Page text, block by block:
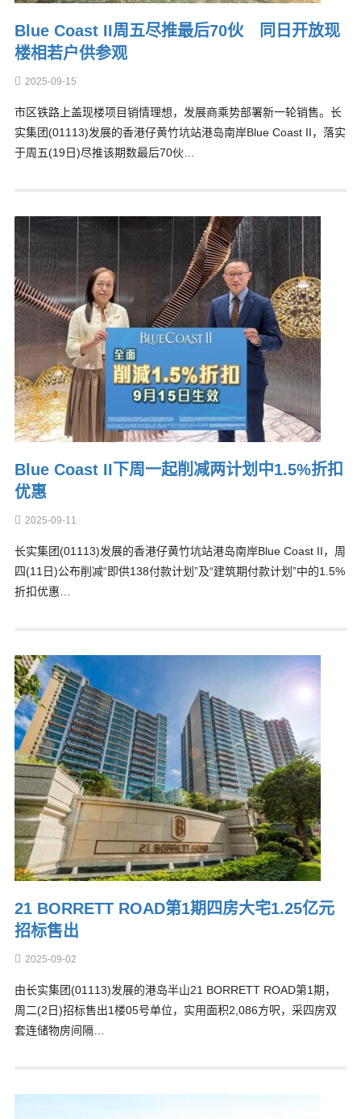
Blue Coast II周五尽推最后70伙 同日开放现
楼相若户供参观
2025-09-15
市区铁路上盖现楼项目销情理想，发展商乘势部署新一轮销售。长
实集团(01113)发展的香港仔黄竹坑站港岛南岸Blue Coast II，落实
于周五(19日)尽推该期数最后70伙…
Blue Coast II下周一起削减两计划中1.5%折扣
优惠
2025-09-11
长实集团(01113)发展的香港仔黄竹坑站港岛南岸Blue Coast II，周
四(11日)公布削减“即供138付款计划”及“建筑期付款计划”中的1.5%
折扣优惠…
21 BORRETT ROAD第1期四房大宅1.25亿元
招标售出
2025-09-02
由长实集团(01113)发展的港岛半山21 BORRETT ROAD第1期，
周二(2日)招标售出1楼05号单位，实用面积2,086方呎，采四房双
套连储物房间隔…